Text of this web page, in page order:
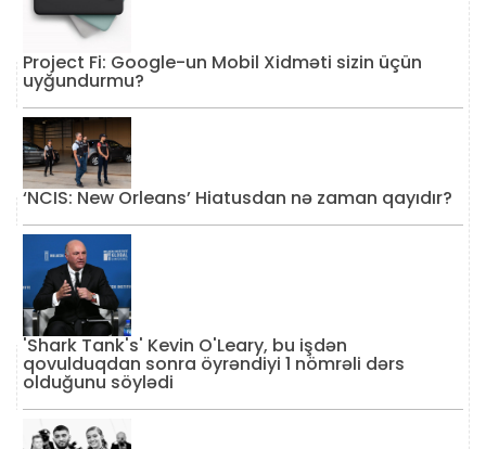
Project Fi: Google-un Mobil Xidməti sizin üçün
uyğundurmu?
‘NCIS: New Orleans’ Hiatusdan nə zaman qayıdır?
'Shark Tank's' Kevin O'Leary, bu işdən
qovulduqdan sonra öyrəndiyi 1 nömrəli dərs
olduğunu söylədi